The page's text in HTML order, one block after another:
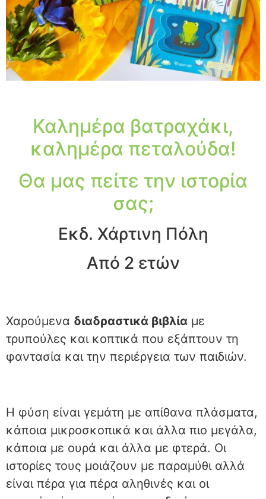
Καλημέρα βατραχάκι,
καλημέρα πεταλούδα!
Θα μας πείτε την ιστορία
σας;
Εκδ. Χάρτινη Πόλη
Από 2 ετών
Χαρούμενα διαδραστικά βιβλία με
τρυπούλες και κοπτικά που εξάπτουν τη
φαντασία και την περιέργεια των παιδιών.
Η φύση είναι γεμάτη με απίθανα πλάσματα,
κάποια μικροσκοπικά και άλλα πιο μεγάλα,
κάποια με ουρά και άλλα με φτερά. Οι
ιστορίες τους μοιάζουν με παραμύθι αλλά
είναι πέρα για πέρα αληθινές και οι